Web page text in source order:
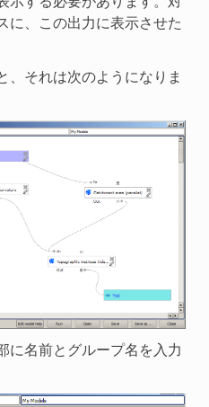
に、この出力に表示させた
、それは次のようになりま
に名前とグループ名を入力